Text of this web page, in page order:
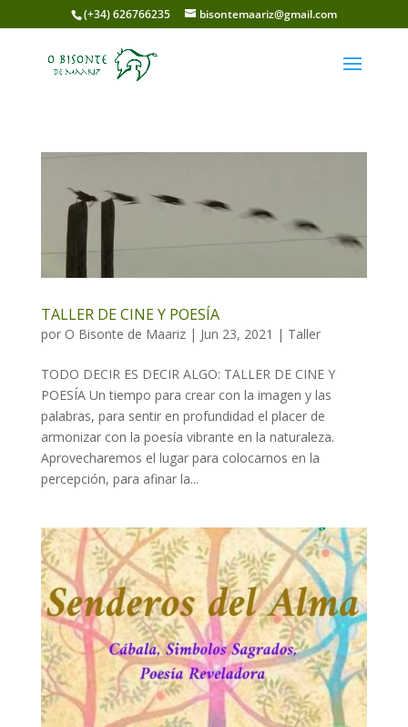
(+34) 626766235 bisontemaariz@gmail.com
TALLER DE CINE Y POESÍA
por O Bisonte de Maariz| Jun 23, 2021 | Taller
TODO DECIR ES DECIR ALGO: TALLER DE CINE Y
POESÍA Un tiempo para crear con la imagen y las
palabras, para sentir en profundidad el placer de
armonizar con la poesía vibrante en la naturaleza.
Aprovecharemos el lugar para colocarnos en la
percepción, para afinar la...